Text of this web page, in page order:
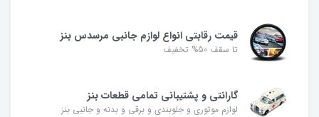
قیمت رقابتی انواع لوازم جانبی مرسدس بنز
تا سقف 50% تخفیف
گارانتی و پشتیبانی تمامی قطعات بنز
لوازم موتوری و جلوبندی و برقی و بدنه و جانبی بنز